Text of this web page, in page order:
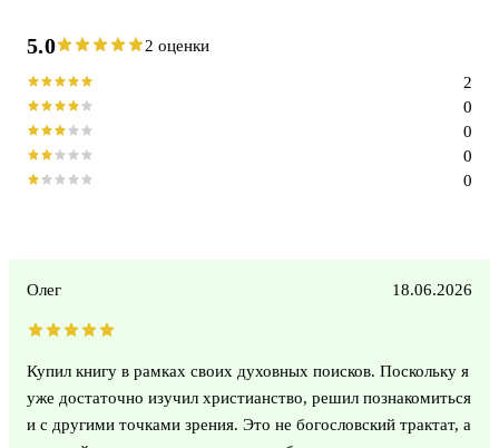
5.0 2 оценки
0
0
0
0
2
Олег 18.06.2026
Купил книгу в рамках своих духовных поисков. Поскольку я
уже достаточно изучил христианство, решил познакомиться
и с другими точками зрения. Это не богословский трактат, а